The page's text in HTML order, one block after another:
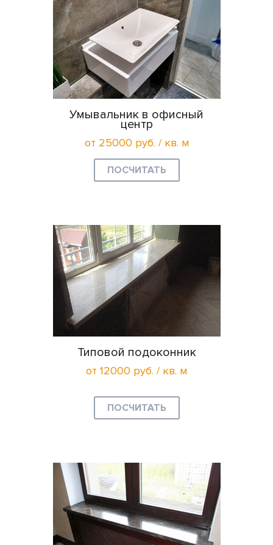
Умывальник в офисный
центр
от 25000 руб. / кв. м
ПОСЧИТАТЬ
Типовой подоконник
от 12000 руб. / кв. м
ПОСЧИТАТЬ